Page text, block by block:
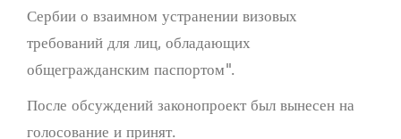
Сербии о взаимном устранении визовых
требований для лиц, обладающих
общегражданским паспортом".
После обсуждений законопроект был вынесен на
голосование и принят.